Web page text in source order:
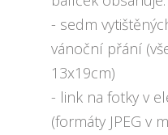
- sedm
vánoční přání
13x19cm)
- link na fotky v
(formáty JPEG v